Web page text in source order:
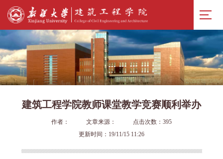
建筑工程学院教师课堂教学竞赛顺利举办
作者： 文章来源： 点击次数： 395
更新时间：19/11/15 11:26